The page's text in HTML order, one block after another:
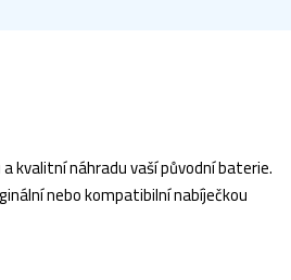
kvalitní náhradu vaší původní baterie.
nebo kompatibilní nabíječkou